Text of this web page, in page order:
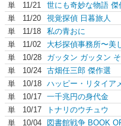
単 11/21 世にも奇妙な物語 傑
単 11/20 視覚探偵 日暮旅人
単 11/18 私の青おに
単 11/02 大杉探偵事務所〜美
単 10/28 ガッタン ガッタン
単 10/24 古畑任三郎 傑作選
単 10/18 ハッピー・リタイア
単 10/17 一千兆円の身代金
単 10/17 トナリのウチュウ
単 10/04 図書館戦争 BOOK